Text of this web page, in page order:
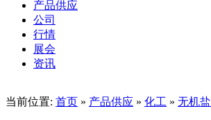
产品供应
公司
行情
展会
资讯
当前位置: 首页 » 产品供应 » 化工 » 无机盐